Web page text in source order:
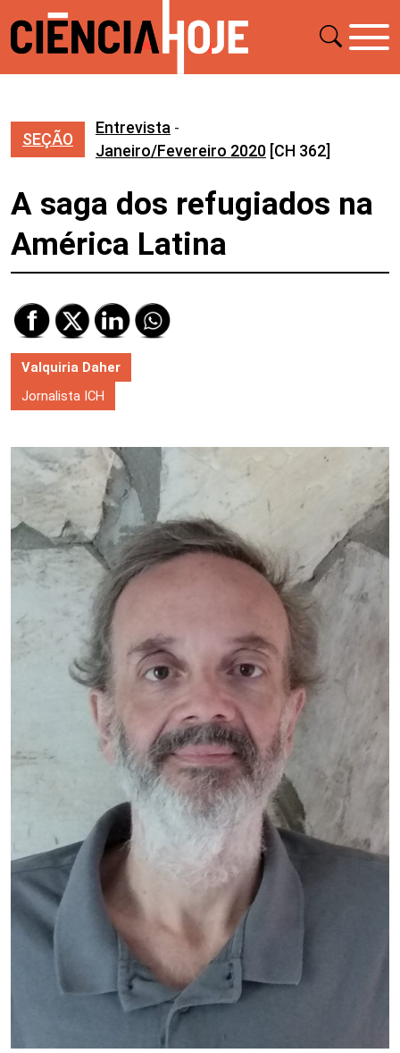
SEÇÃO
Entrevista -
Janeiro/Fevereiro 2020 [CH 362]
A saga dos refugiados na
América Latina
Valquiria Daher
Jornalista ICH